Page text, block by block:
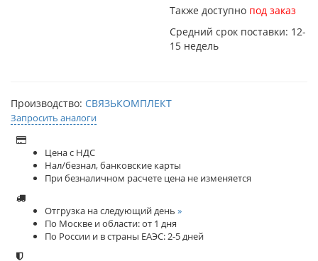
Также доступно под заказ
Средний срок поставки: 12-
15 недель
Производство: СВЯЗЬКОМПЛЕКТ
Запросить аналоги
Цена с НДС
Нал/безнал, банковские карты
При безналичном расчете цена не изменяется
Отгрузка на следующий день »
По Москве и области: от 1 дня
По России и в страны ЕАЭС: 2-5 дней